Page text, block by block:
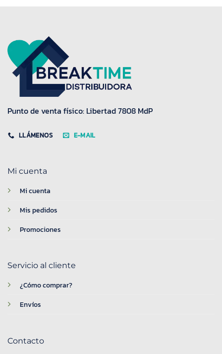
Punto de venta físico: Libertad 7808 MdP
LLÁMENOS E-MAIL
Mi cuenta
Mi cuenta
Mis pedidos
Promociones
Servicio al cliente
¿Cómo comprar?
Envíos
Contacto